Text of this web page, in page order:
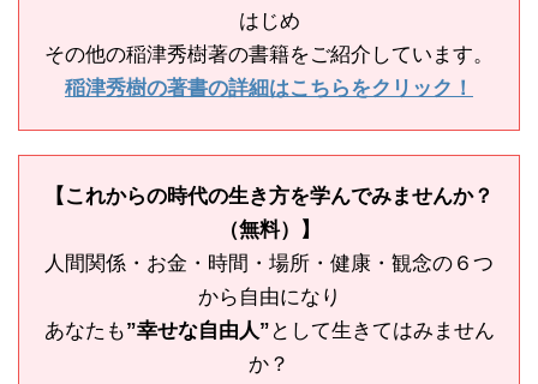
はじめ
その他の稲津秀樹著の書籍をご紹介しています。
稲津秀樹の著書の詳細はこちらをクリック！
【これからの時代の生き方を学んでみませんか？
（無料）】
人間関係・お金・時間・場所・健康・観念の６つ
から自由になり
あなたも”幸せな自由人” として生きてはみません
か？